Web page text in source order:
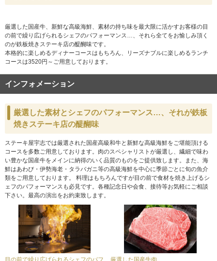
厳選した国産牛、新鮮な高級海鮮、素材の持ち味を最大限に活かすお客様の目
の前で繰り広げられるシェフのパフォーマンス…、それら全てをお愉しみ頂く
のが鉄板焼きステーキ店の醍醐味です。
本格的に楽しめるディナーコースはもちろん、リーズナブルに楽しめるランチ
コースは3520円～ご用意しております。
インフォメーション
厳選した素材とシェフのパフォーマンス…、それが鉄板
焼きステーキ店の醍醐味
ステーキ屋宇志では厳選された国産高級和牛と新鮮な高級海鮮をご堪能頂ける
コースを多数ご用意しております。肉のスペシャリストが厳選し、繊細で味わ
い豊かな国産牛をメインに納得のいく品質のものをご提供致します。また、海
鮮はあわび・伊勢海老・タラバガニ等の高級海鮮を中心に季節ごとに旬の魚介
類をご用意しております。 料理はもちろんですが目の前で食材を焼き上げるシ
ェフのパフォーマンスも必見です。各種記念日や会食、接待等お気軽にご相談
下さい。最高の演出をお約束致します。
目の前で繰り広げられるシェフのパフ 厳選した国産牛肉